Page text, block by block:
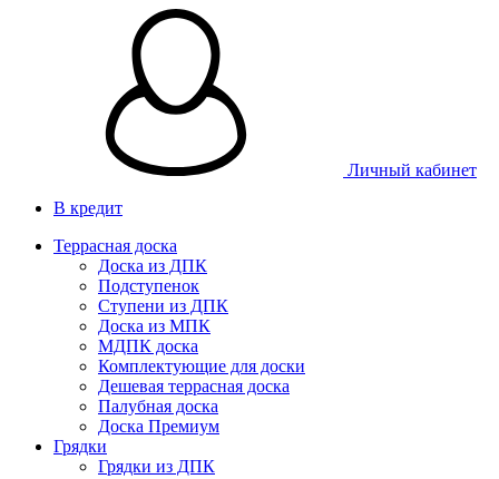
Личный кабинет
В кредит
Террасная доска
Доска из ДПК
Подступенок
Ступени из ДПК
Доска из МПК
МДПК доска
Комплектующие для доски
Дешевая террасная доска
Палубная доска
Доска Премиум
Грядки
Грядки из ДПК